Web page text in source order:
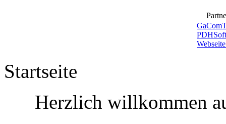
Startseite
Herzlich willkommen